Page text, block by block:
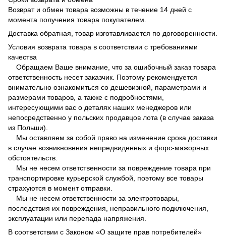
Возврат и обмен товара возможны в течение 14 дней с
момента получения товара покупателем.
Доставка обратная, товар изготавливается по договоренности.
Условия возврата товара в соответствии с требованиями
качества
Обращаем Ваше внимание, что за ошибочный заказ товара
ответственность несет заказчик. Поэтому рекомендуется
внимательно ознакомиться со дешевизной, параметрами и
размерами товаров, а также с подробностями,
интересующими вас о деталях наших менеджеров или
непосредственно у польских продавцов лота (в случае заказа
из Польши).
Мы оставляем за собой право на изменение срока доставки
в случае возникновения непредвиденных и форс-мажорных
обстоятельств.
Мы не несем ответственности за повреждение товара при
транспортировке курьерской службой, поэтому все товары
страхуются в момент отправки.
Мы не несем ответственности за электротовары,
последствия их повреждения, неправильного подключения,
эксплуатации или перепада напряжения.
В соответствии с Законом «О защите прав потребителей»